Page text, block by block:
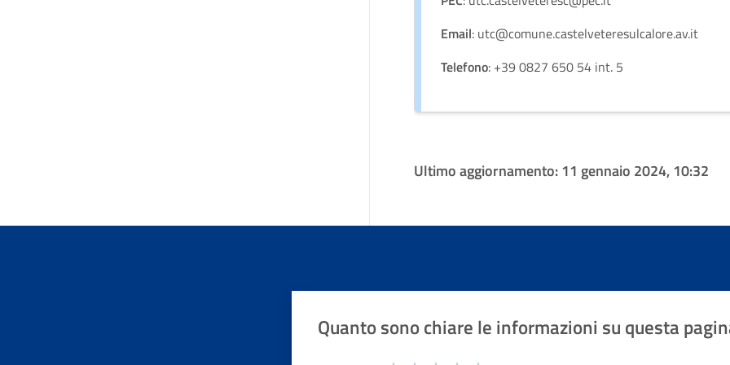
Email: utc@comune.castelveteresulcalore.av.it
Telefono: +39 0827 650 54 int. 5
Ultimo aggiornamento:11 gennaio 2024, 10:32
Quanto sono chiare le informazioni su questa